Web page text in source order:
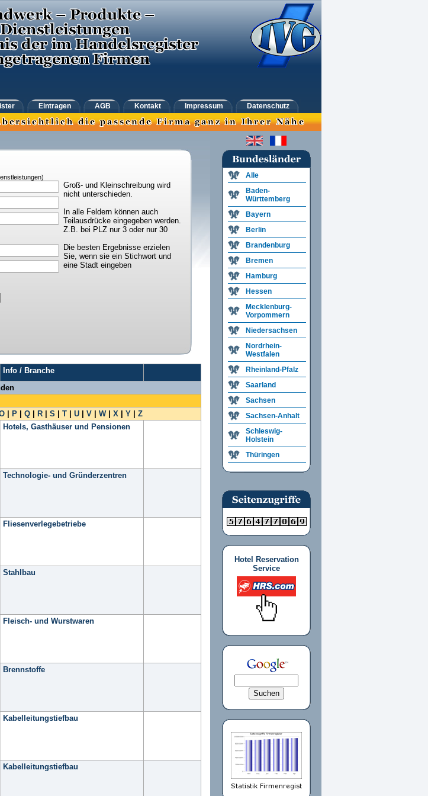
Eintragen AGB Kontakt Impressum Datenschutz
Groß- und Kleinschreibung wird
nicht unterschieden.
In alle Feldern können auch
Teilausdrücke eingegeben werden.
Z.B. bei PLZ nur 3 oder nur 30
Die besten Ergebnisse erzielen
Sie, wenn sie ein Stichwort und
eine Stadt eingeben
Info / Branche
P Q R S T U V W| X Y
Z
Hotels, Gasthäuser und Pensionen
Technologie- und Gründerzentren
Fliesenverlegebetriebe
Stahlbau
Fleisch- und Wurstwaren
Brennstoffe
Kabelleitungstiefbau
Kabelleitungstiefbau
Alle
Baden-
Württemberg
Bayern
Berlin
Brandenburg
Bremen
Hamburg
Hessen
Mecklenburg-
Vorpommern
Niedersachsen
Nordrhein-
Westfalen
Rheinland-Pfalz
Saarland
Sachsen
Sachsen-Anhalt
Schleswig-
Holstein
Thüringen
Hotel Reservation
Service